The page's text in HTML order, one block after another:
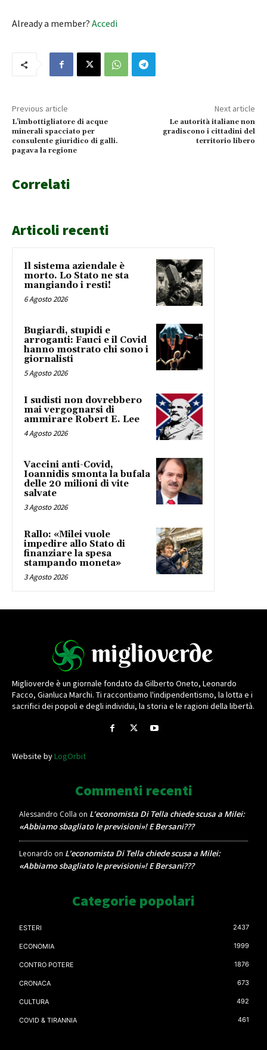
Already a member? Accedi
Previous article
L’imbottigliatore di acque
minerali spacciato per
consulente giuridico di galli.
pagava la regione
Next article
Le autorità italiane non
gradiscono i cittadini del
territorio libero
Correlati
Articoli recenti
Il sistema aziendale è
morto. Lo Stato ne sta
mangiando i resti!
6 Agosto 2026
Bugiardi, stupidi e
arroganti: Fauci e il Covid
hanno mostrato chi sono i
giornalisti
5 Agosto 2026
I sudisti non dovrebbero
mai vergognarsi di
ammirare Robert E. Lee
4 Agosto 2026
Vaccini anti-Covid,
Ioannidis smonta la bufala
delle 20 milioni di vite
salvate
3 Agosto 2026
Rallo: «Milei vuole
impedire allo Stato di
finanziare la spesa
stampando moneta»
3 Agosto 2026
Miglioverde è un giornale fondato da Gilberto Oneto, Leonardo
Facco, Gianluca Marchi. Ti raccontiamo l'indipendentismo, la lotta e i
sacrifici dei popoli e degli individui, la storia e le ragioni della libertà.
Website byLogOrbit
Commenti recenti
Alessandro Colla on L’economista Di Tella chiede scusa a Milei:
«Abbiamo sbagliato le previsioni»! E Bersani???
Leonardo on L’economista Di Tella chiede scusa a Milei:
«Abbiamo sbagliato le previsioni»! E Bersani???
Categorie popolari
ESTERI 2437
ECONOMIA 1999
CONTRO POTERE 1876
CRONACA 673
CULTURA 492
COVID & TIRANNIA 461